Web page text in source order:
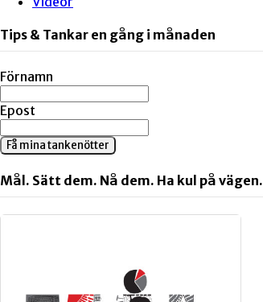
Tips & Tankar en gång i månaden
Förnamn
Epost
Få mina tankenötter
Mål. Sätt dem. Nå dem. Ha kul på vägen.